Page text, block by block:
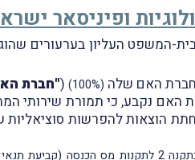
ופיניסאר
האם שלה (100%)
("חברת
האם נקבע, כי תמורת
תנאי שוק), התשס"ז-2006)